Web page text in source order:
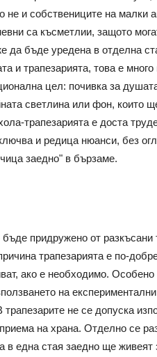
не и собствениците на малки
са късметлии, защото
бъде уредена в отделна
и трапезарията, това е
цел: почивка за
светлина или фон, които
трапезарията е доста
и редица нюанси, без
заедно" в бързаме.
придружено от
трапезарията е по-
ако е необходимо.
на
не се допуска
на храна. Отделно се
в една стая заедно ще живеят